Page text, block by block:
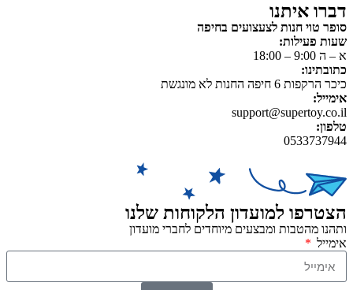
דברו איתנו
סופר טוי חנות לצעצועים בחיפה
שעות פעילות:
א – ה 9:00 – 18:00
כתובתינו:
כיכר הרקפות 6 חיפה החנות לא מונגשת
אימייל:
support@supertoy.co.il
טלפון:
0533737944
הצטרפו למועדון הלקוחות שלנו
ותהנו מהטבות ומבצעים מיוחדים לחברי מועדון
אימייל